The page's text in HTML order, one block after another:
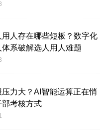
人存在哪些短板？数字化
系破解选人用人难题
力大？AI智能运算正在悄
考核方式